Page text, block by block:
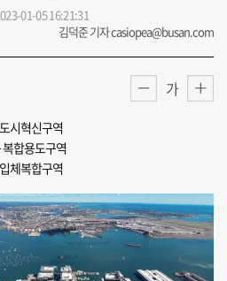
01-05 16:21:31
김덕준 기자 casiopea@busan.com
가
시혁신구역
합용도구역
체복합구역